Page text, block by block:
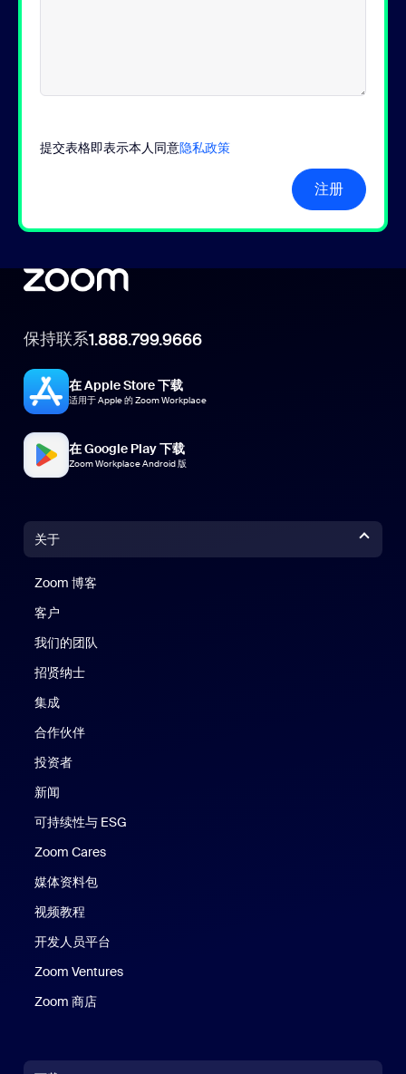
提交表格即表示本人同意隐私政策
注册
保持联系1.888.799.9666
在 Apple Store 下载
适用于 Apple 的 Zoom Workplace
在 Google Play 下载
Zoom Workplace Android 版
关于
Zoom 博客
客户
我们的团队
招贤纳士
集成
合作伙伴
投资者
新闻
可持续性与 ESG
Zoom Cares
媒体资料包
视频教程
开发人员平台
Zoom Ventures
Zoom 商店